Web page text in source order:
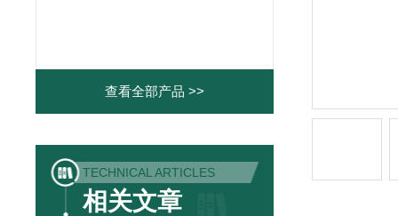
查看全部产品 >>
TECHNICAL ARTICLES
相关文章